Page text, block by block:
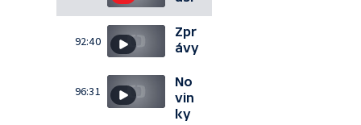
92:40
Zpr
ávy
96:31
No
vin
ky